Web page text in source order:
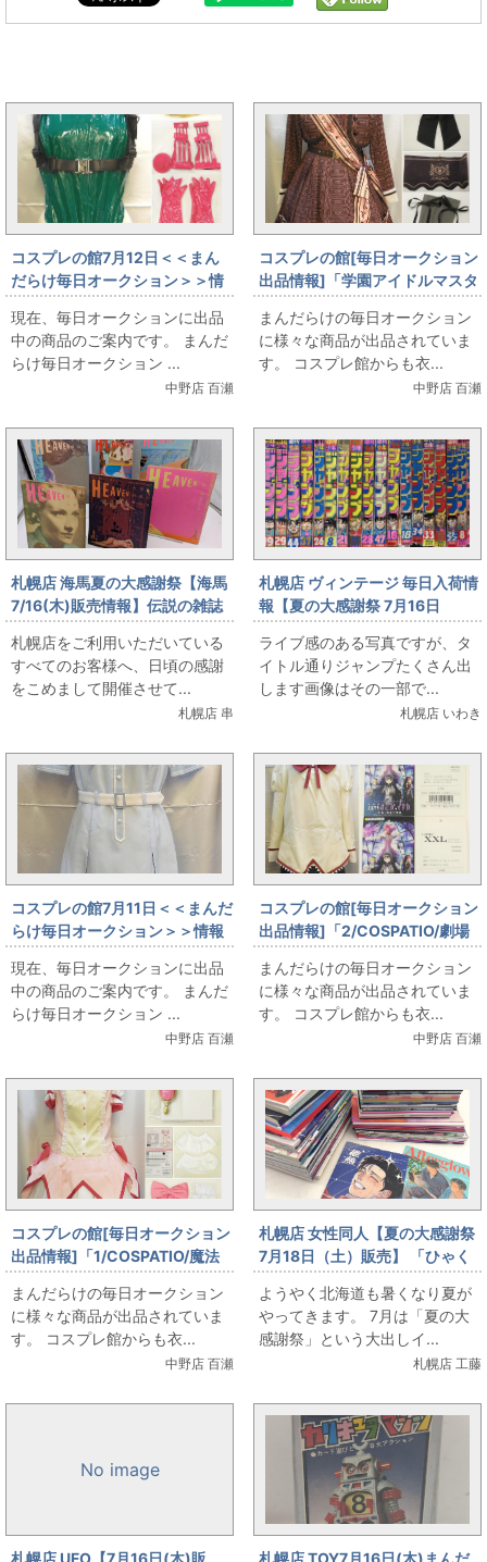
コスプレの館7月12日＜＜まん
だらけ毎日オークション＞＞情
報です
現在、毎日オークションに出品
中の商品のご案内です。 まんだ
らけ毎日オークション ...
中野店 百瀬
コスプレの館[毎日オークション
出品情報]「学園アイドルマスタ
ー/姫崎莉波/ハッピーミルフィ
ーユ/女性用Lサイズ(日本サイ
ズ)/コスプレ衣装」を出品して
います
まんだらけの毎日オークション
に様々な商品が出品されていま
す。 コスプレ館からも衣...
中野店 百瀬
札幌店 海馬夏の大感謝祭【海馬
7/16(木)販売情報】伝説の雑誌
『HEAVEN』大出し
札幌店をご利用いただいている
すべてのお客様へ、日頃の感謝
をこめまして開催させて...
札幌店 串
札幌店 ヴィンテージ 毎日入荷情
報【夏の大感謝祭 7月16日
（木）販売】ヴィンテージ ド
ラゴンボール表紙ほか、VINの
夏はジャンプの夏だよ
ライブ感のある写真ですが、タ
イトル通りジャンプたくさん出
します画像はその一部で...
札幌店 いわき
コスプレの館7月11日＜＜まんだ
らけ毎日オークション＞＞情報
です
現在、毎日オークションに出品
中の商品のご案内です。 まんだ
らけ毎日オークション ...
中野店 百瀬
コスプレの館[毎日オークション
出品情報]「2/COSPATIO/劇場
版 魔法少女まどか☆マギカ[新
編]叛逆の物語]/見滝原中学校女
子制服/ジャケットセット+スカ
ート/女性用XXLサイズ(日本サ
イズ)/コスプレ衣装」を出品し
まんだらけの毎日オークション
に様々な商品が出品されていま
す。 コスプレ館からも衣...
中野店 百瀬
コスプレの館[毎日オークション
出品情報]「1/COSPATIO/魔法
少女まどか☆マギカ/鹿目まどか
魔法少女Ver./女性用XXLサイズ
(日本サイズ)/コスプレ衣装」を
出品しています
まんだらけの毎日オークション
に様々な商品が出品されていま
す。 コスプレ館からも衣...
中野店 百瀬
札幌店 女性同人【夏の大感謝祭
7月18日（土）販売】 「ひゃく
えむ。」大出しします。
ようやく北海道も暑くなり夏が
やってきます。 7月は「夏の大
感謝祭」という大出しイ...
札幌店 工藤
No image
札幌店 UFO【7月16日(木)販 札幌店 TOY7月16日(木)まんだ